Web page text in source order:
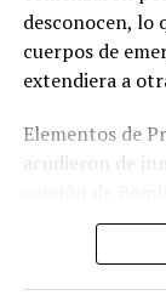
desconocen, lo
cuerpos de
extendiera a
Elementos de
acudieron de
para sofocar
tras varios